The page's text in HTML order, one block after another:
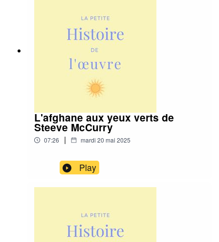
L'afghane aux yeux verts de
Steeve McCurry
07:26 | mardi 20 mai 2025
Play